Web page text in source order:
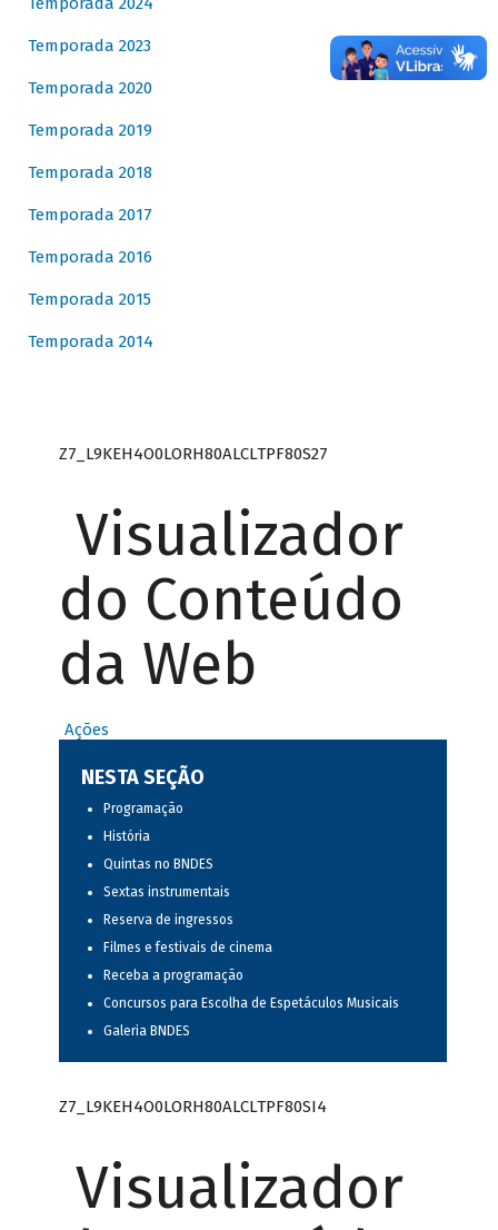
Temporada 2023
Temporada 2020
Temporada 2019
Temporada 2018
Temporada 2017
Temporada 2016
Temporada 2015
Temporada 2014
Z7_L9KEH4O0LORH80ALCLTPF80S27
Visualizador
do Conteúdo
da Web
Ações
NESTA SEÇÃO
Programação
História
Quintas no BNDES
Sextas instrumentais
Reserva de ingressos
Filmes e festivais de cinema
Receba a programação
Concursos para Escolha de Espetáculos Musicais
Galeria BNDES
Z7_L9KEH4O0LORH80ALCLTPF80SI4
Visualizador